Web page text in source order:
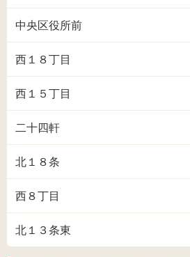
中央区役所前
西１８丁目
西１５丁目
二十四軒
北１８条
西８丁目
北１３条東